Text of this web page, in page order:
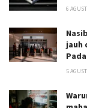
6
jauh
5